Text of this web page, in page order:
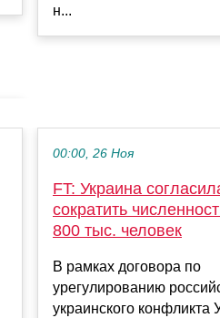
н...
00:00, 26 Ноя
FT: Украина
сократить
800 тыс. человек
В рамках договора по
урегулированию
украинского конфликта